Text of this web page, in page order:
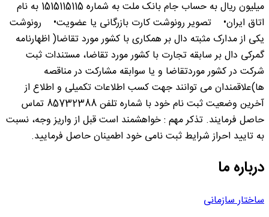
میلیون ریال به حساب جام بانک ملت به شماره 1515115115 به نام
اتاق ایران• تصویر رونوشت کارت بازرگانی یا عضویت• رونوشت
یکی از مدارک مثبته دال بر همکاری با کشور مورد تقاضا( اظهارنامه‌
گمرکی دال بر سابقه تجارت با کشور مورد تقاضا، مستندات ثبت
شرکت در کشور موردتقاضا و یا سوابقه مشارکت در مناقصه
ها)علاقمندان می توانند جهت کسب اطلاعات تکمیلی و اطلاع از
آخرین وضعیت ثبت نام خود با شماره تلفن 85732388 تماس
حاصل فرمایند. تذکر مهم : خواهشمند است قبل از واریز وجه، نسبت
به تایید احراز شرایط ثبت نامی خود اطمینان حاصل فرمایید.
درباره ما
ساختار سازمانی